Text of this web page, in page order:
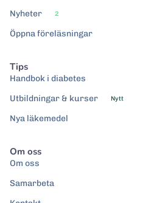
Nyheter
2
Öppna föreläsningar
Tips
Handbok i diabetes
Utbildningar & kurser
Nytt
Nya läkemedel
Om oss
Om oss
Samarbeta